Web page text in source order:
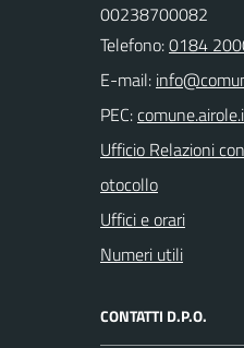
00238700082
Telefono:0184
E-mail:
PEC:
Ufficio Relazioni
otocollo
Uffici e orari
Numeri utili
CONTATTI D.P.O.